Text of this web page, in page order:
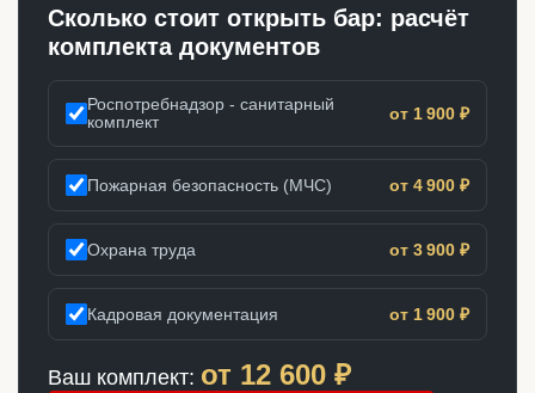
Сколько стоит открыть бар: расчёт
комплекта документов
Роспотребнадзор - санитарный
комплект
от 1 900 ₽
Пожарная безопасность (МЧС) от 4 900 ₽
Охрана труда от 3 900 ₽
Кадровая документация от 1 900 ₽
Ваш комплект: от 12 600 ₽